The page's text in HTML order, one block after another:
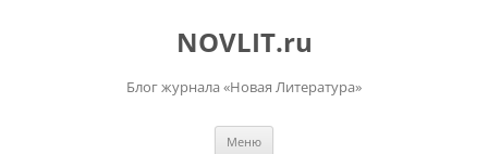
NOVLIT.ru
Блог журнала «Новая Литература»
Меню